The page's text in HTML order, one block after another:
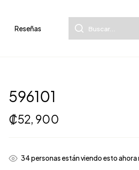
Reseñas
596101
₡52, 900
31personas están viendo esto ahora